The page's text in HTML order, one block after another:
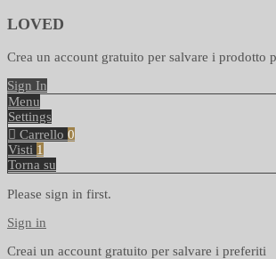
LOVED
Crea un account gratuito per salvare i prodotto
Sign In
Menu
Settings
Carrello 0
Visti 1
Torna su
Please sign in first.
Sign in
Creai un account gratuito per salvare i preferiti